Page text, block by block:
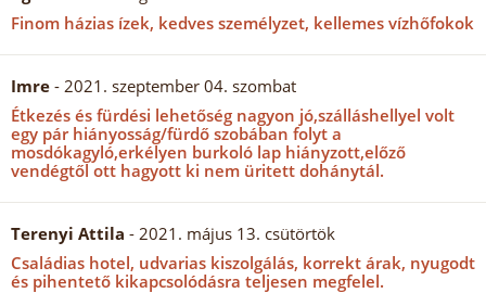
Finom házias ízek, kedves személyzet, kellemes vízhőfokok
Imre - 2021. szeptember 04. szombat
Étkezés és fürdési lehetőség nagyon jó,szálláshellyel volt
egy pár hiányosság/fürdő szobában folyt a
mosdókagyló,erkélyen burkoló lap hiányzott,előző
vendégtől ott hagyott ki nem üritett dohánytál.
Terenyi Attila - 2021. május 13. csütörtök
Családias hotel, udvarias kiszolgálás, korrekt árak, nyugodt
és pihentető kikapcsolódásra teljesen megfelel.